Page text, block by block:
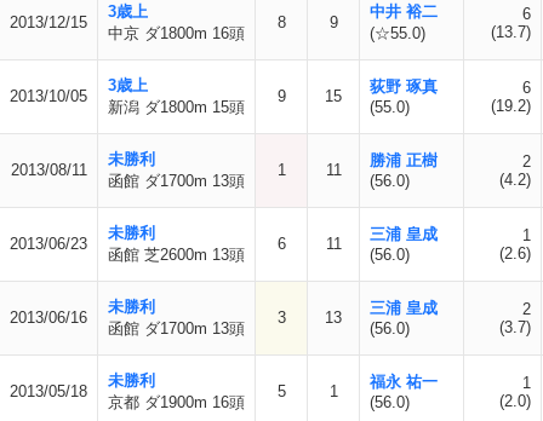
2013/12/15
3歳上
中京 ダ1800m 16頭
8 9
中井 裕二
(☆55.0)
6
(13.7)
2013/10/05
3歳上
新潟 ダ1800m 15頭
9 15
荻野 琢真
(55.0)
6
(19.2)
2013/08/11
未勝利
函館 ダ1700m 13頭
1 11
勝浦 正樹
(56.0)
2
(4.2)
2013/06/23
未勝利
函館 芝2600m 13頭
6 11
三浦 皇成
(56.0)
1
(2.6)
2013/06/16
未勝利
函館 ダ1700m 13頭
3 13
三浦 皇成
(56.0)
2
(3.7)
2013/05/18
未勝利
京都 ダ1900m 16頭
5 1
福永 祐一
(56.0)
1
(2.0)